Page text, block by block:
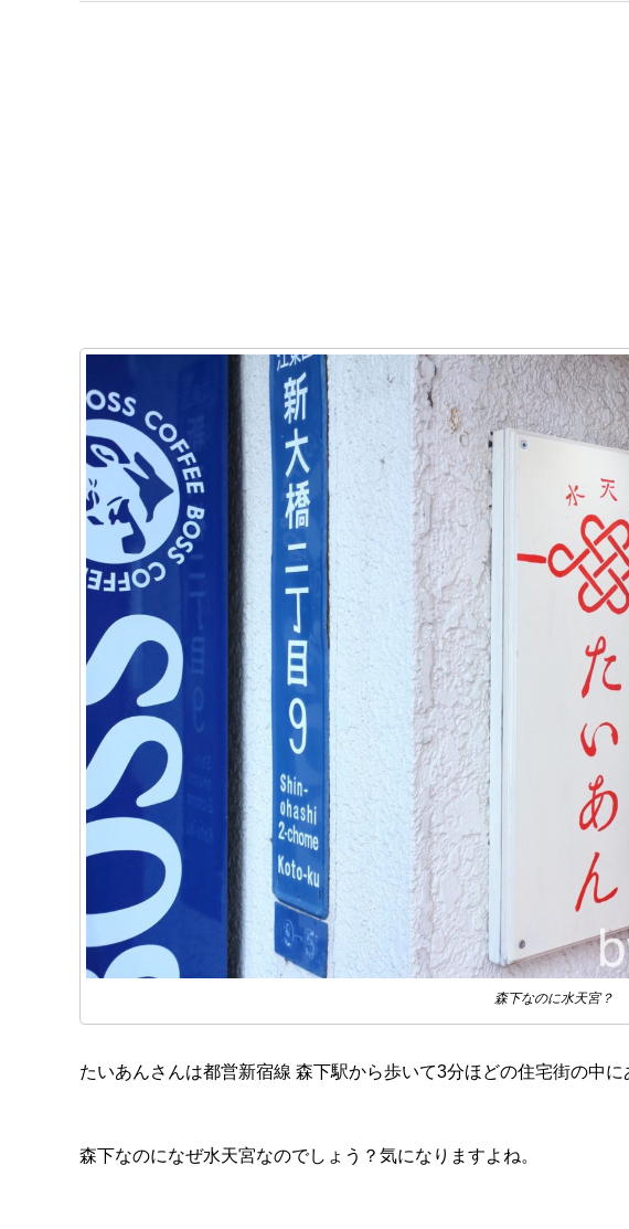
森下なのに水天宮？
たいあんさんは都営新宿線 森下駅から歩いて3分ほどの住宅街の中に
森下なのになぜ水天宮なのでしょう？気になりますよね。